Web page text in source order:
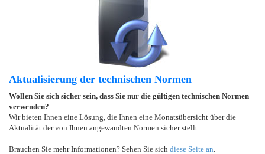
Aktualisierung der technischen Normen
Wollen Sie sich sicher sein, dass Sie nur die gültigen technischen Normen
verwenden?
Wir bieten Ihnen eine Lösung, die Ihnen eine Monatsübersicht über die
Aktualität der von Ihnen angewandten Normen sicher stellt.
Brauchen Sie mehr Informationen? Sehen Sie sich diese Seite an